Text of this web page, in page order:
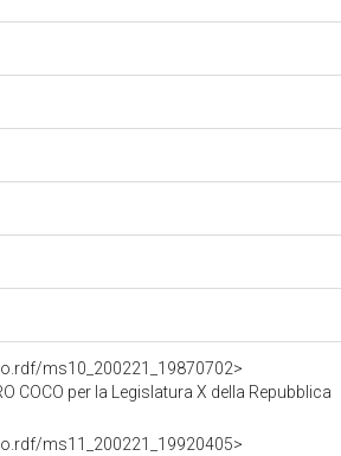
ms10_200221_19870702>
COCO per la Legislatura X della Repubblica
ms11_200221_19920405>